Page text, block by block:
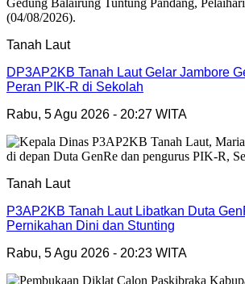
Tanah Laut
DP3AP2KB Tanah Laut Gelar Jambore
Peran PIK-R di Sekolah
Rabu, 5 Agu 2026 - 20:27 WITA
Tanah Laut
P3AP2KB Tanah Laut Libatkan Duta
Pernikahan Dini dan Stunting
Rabu, 5 Agu 2026 - 20:23 WITA